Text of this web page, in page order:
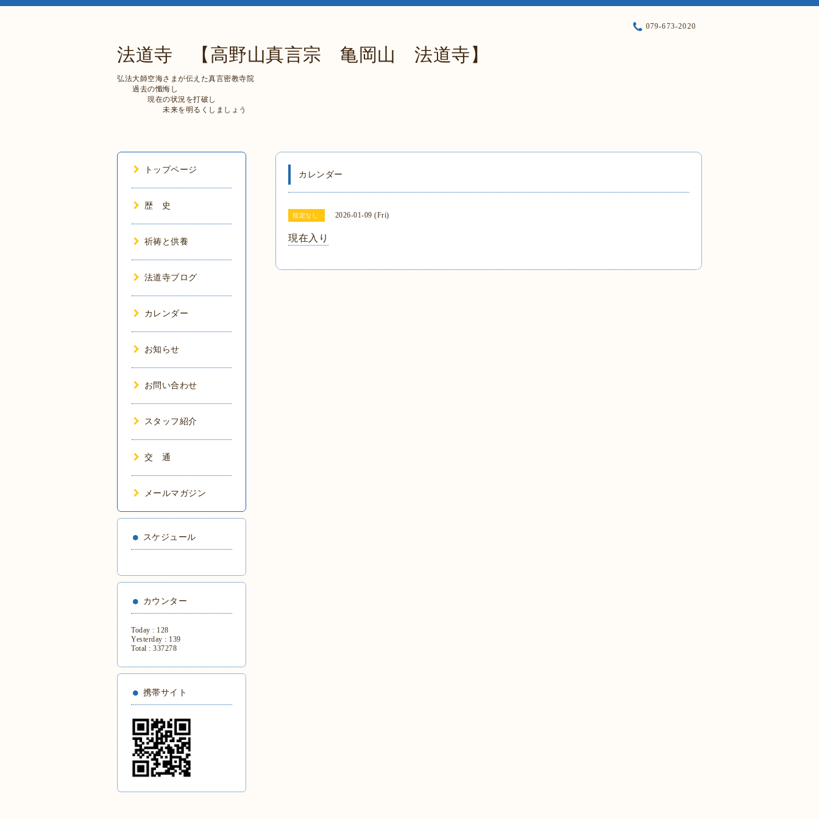
法道寺 【高野山真言宗 亀岡山 法道寺】
弘法大師空海さまが伝えた真言密教寺院
過去の懺悔し
現在の状況を打破し
未来を明るくしましょう
079-673-2020
カレンダー
指定なし 2026-01-09 (Fri)
現在入り
トップページ
歴 史
祈祷と供養
法道寺ブログ
カレンダー
お知らせ
お問い合わせ
スタッフ紹介
交 通
メールマガジン
スケジュール
カウンター
Today : 128
Yesterday : 139
Total : 337278
携帯サイト